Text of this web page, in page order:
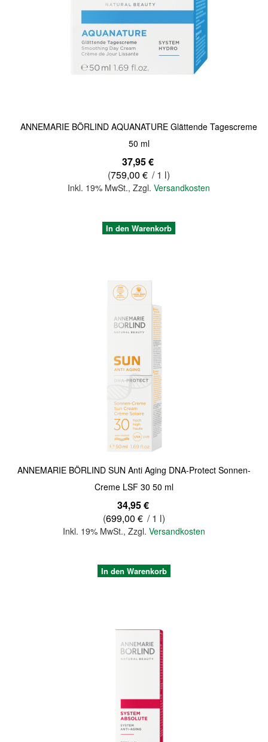
ANNEMARIE BÖRLIND AQUANATURE Glättende Tagescreme
50 ml
37,95 €
(759,00 € / 1 l)
Inkl. 19% MwSt.,Zzgl.Versandkosten
In den Warenkorb
ANNEMARIE BÖRLIND SUN Anti Aging DNA-Protect Sonnen-
Creme LSF 30 50 ml
34,95 €
(699,00 € / 1 l)
Inkl. 19% MwSt., Zzgl. Versandkosten
In den Warenkorb